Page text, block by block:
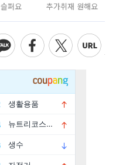
슬퍼요 추가취재 원해요